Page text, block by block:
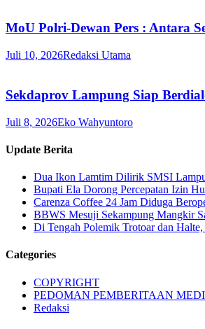
MoU Polri-Dewan Pers : Antara
Juli 10, 2026Redaksi Utama
Sekdaprov Lampung Siap
Juli 8, 2026Eko Wahyuntoro
Update Berita
Dua Ikon Lamtim Dilirik SMSI
Bupati Ela Dorong Percepatan Izin
Carenza Coffee 24 Jam Diduga
BBWS Mesuji Sekampung Mangkir
Di Tengah Polemik Trotoar dan
Categories
COPYRIGHT
PEDOMAN PEMBERITAAN
Redaksi